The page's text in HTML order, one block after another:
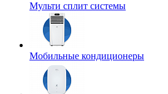
Мульти сплит системы
Мобильные кондиционеры